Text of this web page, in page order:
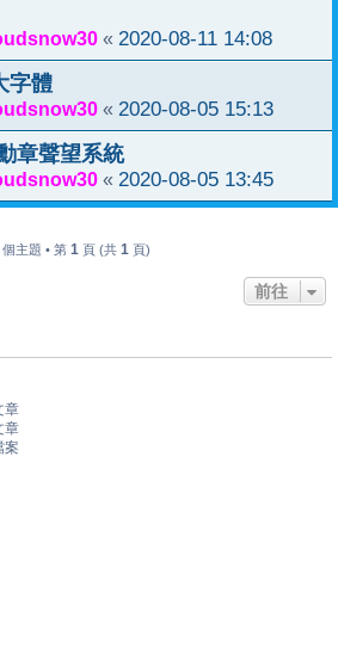
« 2020-08-11 14:08
字體
« 2020-08-05 15:13
章聲望系統
« 2020-08-05 13:45
個主題 • 第 1 頁 (共 1 頁)
前往
章
章
案